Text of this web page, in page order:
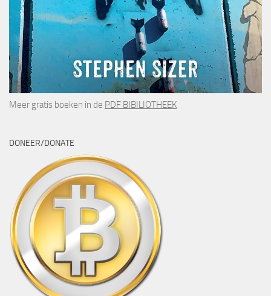
Meer gratis boeken in de PDF BIBILIOTHEEK
DONEER/DONATE